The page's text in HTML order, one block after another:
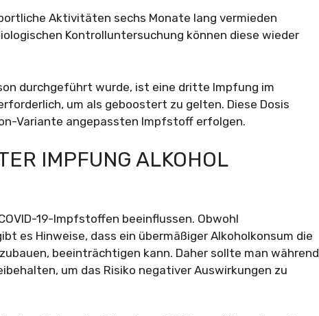
Aktivitäten sechs Monate lang vermieden
Kontrolluntersuchung können diese wieder
durchgeführt wurde, ist eine dritte Impfung im
um als geboostert zu gelten. Diese Dosis
Variante angepassten Impfstoff erfolgen.
IMPFUNG ALKOHOL
19-Impfstoffen beeinflussen. Obwohl
es Hinweise, dass ein übermäßiger Alkoholkonsum die
beeinträchtigen kann. Daher sollte man während
um das Risiko negativer Auswirkungen zu